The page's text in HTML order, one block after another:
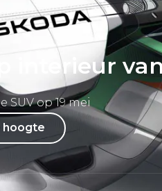
interieur
op 19 mei
hoogte